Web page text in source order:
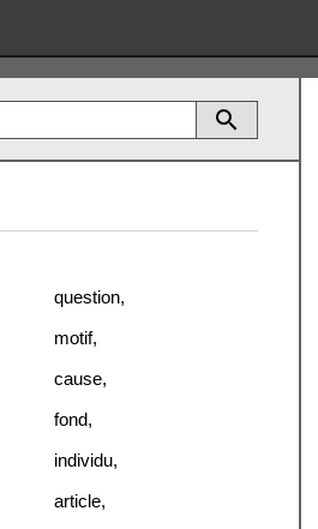
question,
motif,
cause,
fond,
individu,
article,